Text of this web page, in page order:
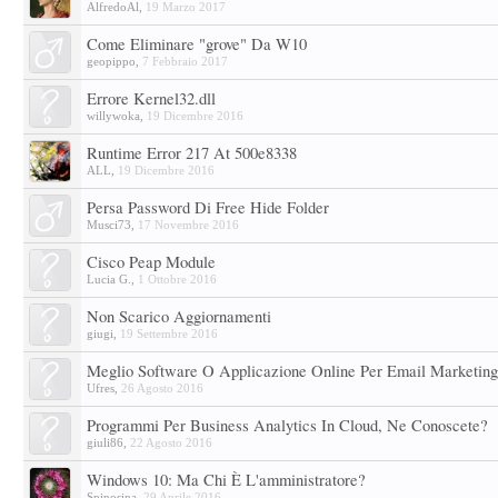
AlfredoAl 19 Marzo 2017
Come Eliminare "grove" Da W10
geopippo 7 Febbraio 2017
Errore Kernel32.dll
willywoka 19 Dicembre 2016
Runtime Error 217 At 500e8338
ALL 19 Dicembre 2016
Persa Password Di Free Hide Folder
Musci73 17 Novembre 2016
Cisco Peap Module
Lucia G. 1 Ottobre 2016
Non Scarico Aggiornamenti
giugi 19 Settembre 2016
Meglio Software O Applicazione Online Per Email
Ufres 26 Agosto 2016
Programmi Per Business Analytics In Cloud, Ne Conoscete?
giuli86 22 Agosto 2016
Windows 10: Ma Chi È L'amministratore?